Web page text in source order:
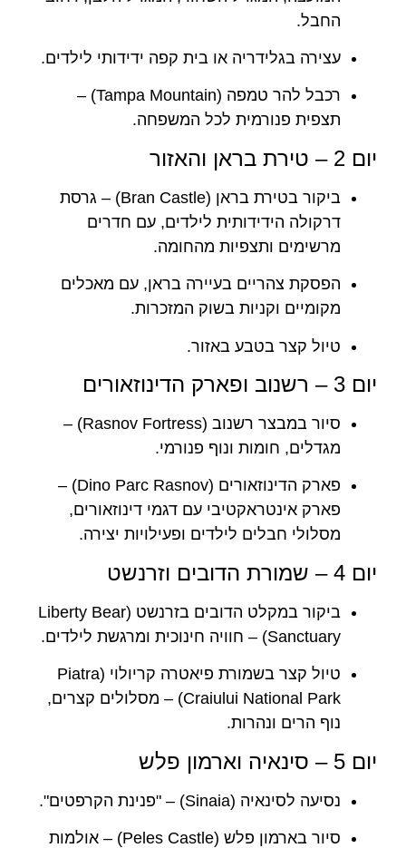
החבל.
עצירה בגלידריה או בית קפה ידידותי לילדים.
רכבל להר טמפה (Tampa Mountain) –
תצפית פנורמית לכל המשפחה.
יום 2 – טירת בראן והאזור
ביקור בטירת בראן (Bran Castle) – גרסת
דרקולה הידידותית לילדים, עם חדרים
מרשימים ותצפיות מהחומה.
הפסקת צהריים בעיירה בראן, עם מאכלים
מקומיים וקניות בשוק המזכרות.
טיול קצר בטבע באזור.
יום 3 – רשנוב ופארק הדינוזאורים
סיור במבצר רשנוב (Rasnov Fortress) –
מגדלים, חומות ונוף פנורמי.
פארק הדינוזאורים (Dino Parc Rasnov) –
פארק אינטראקטיבי עם דגמי דינוזאורים,
מסלולי חבלים לילדים ופעילויות יצירה.
יום 4 – שמורת הדובים וזרנשט
ביקור במקלט הדובים בזרנשט (Liberty Bear
Sanctuary) – חוויה חינוכית ומרגשת לילדים.
טיול קצר בשמורת פיאטרה קריולוי (Piatra
Craiului National Park) – מסלולים קצרים,
נוף הרים ונהרות.
יום 5 – סינאיה וארמון פלש
נסיעה לסינאיה (Sinaia) – "פנינת הקרפטים".
סיור בארמון פלש (Peles Castle) – אולמות